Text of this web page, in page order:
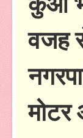
वजह
मोटर